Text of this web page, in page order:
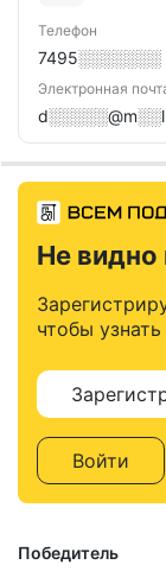
Телефон
7495░░░░░░░
Электронная
Не видно
чтобы
Войти
Победитель